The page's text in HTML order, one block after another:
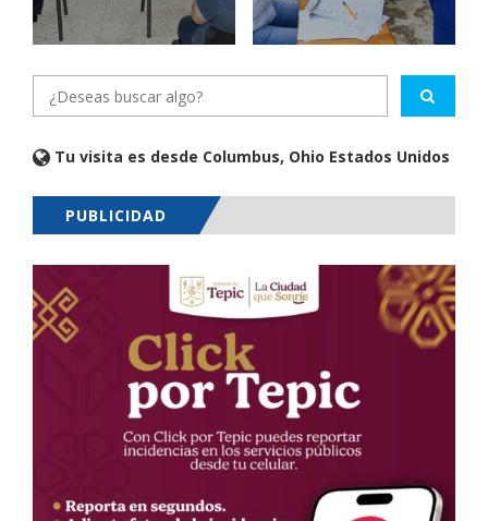
Tu visita es desde Columbus, Ohio Estados Unidos
PUBLICIDAD